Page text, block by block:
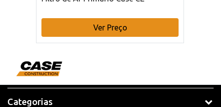
Ver Preço
Categorias